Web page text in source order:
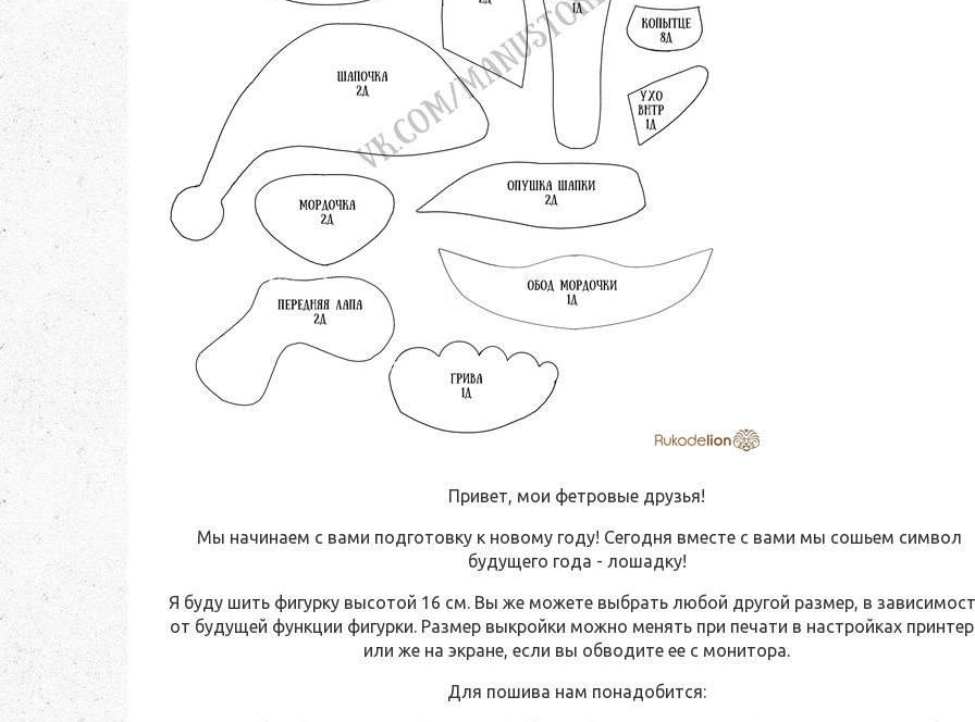
Привет, мои фетровые друзья!
Мы начинаем с вами подготовку к новому году! Сегодня вместе с вами мы сошьем символ
будущего года - лошадку!
Я буду шить фигурку высотой 16 см. Вы же можете выбрать любой другой размер, в
от будущей функции фигурки. Размер выкройки можно менять при печати в настройках
или же на экране, если вы обводите ее с монитора.
Для пошива нам понадобится: